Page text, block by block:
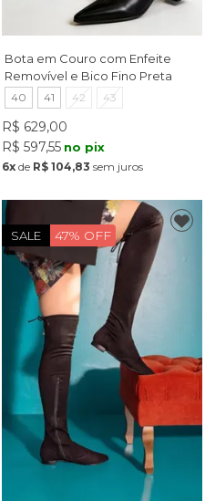
Bota em Couro com Enfeite
Removível e Bico Fino Preta
40 41 42 43
R$ 629,00
R$ 597,55 no pix
6xde R$ 104,83 sem juros
SALE 47% OFF